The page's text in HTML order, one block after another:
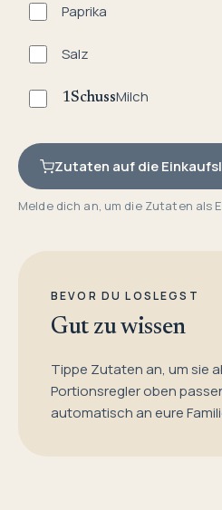
Paprika
Salz
1SchussMilch
Zutaten auf die
Melde dich an, um die Zutaten als
BEVOR DU LOSLEGST
Gut zu wissen
Tippe Zutaten an, um sie
Portionsregler oben
automatisch an eure